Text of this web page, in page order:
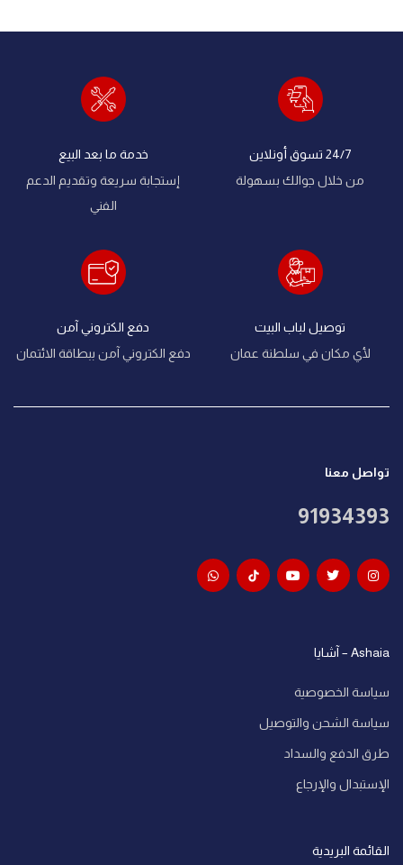
24/7 تسوق أونلاين
من خلال جوالك بسهولة
خدمة ما بعد البيع
إستجابة سريعة وتقديم الدعم
الفني
توصيل لباب البيت
لأي مكان في سلطنة عمان
دفع الكتروني آمن
دفع الكتروني آمن ببطاقة الائتمان
تواصل معنا
91934393
Ashaia – آشايا
سياسة الخصوصية
سياسة الشحن والتوصيل
طرق الدفع والسداد
الإستبدال والإرجاع
القائمة البريدية